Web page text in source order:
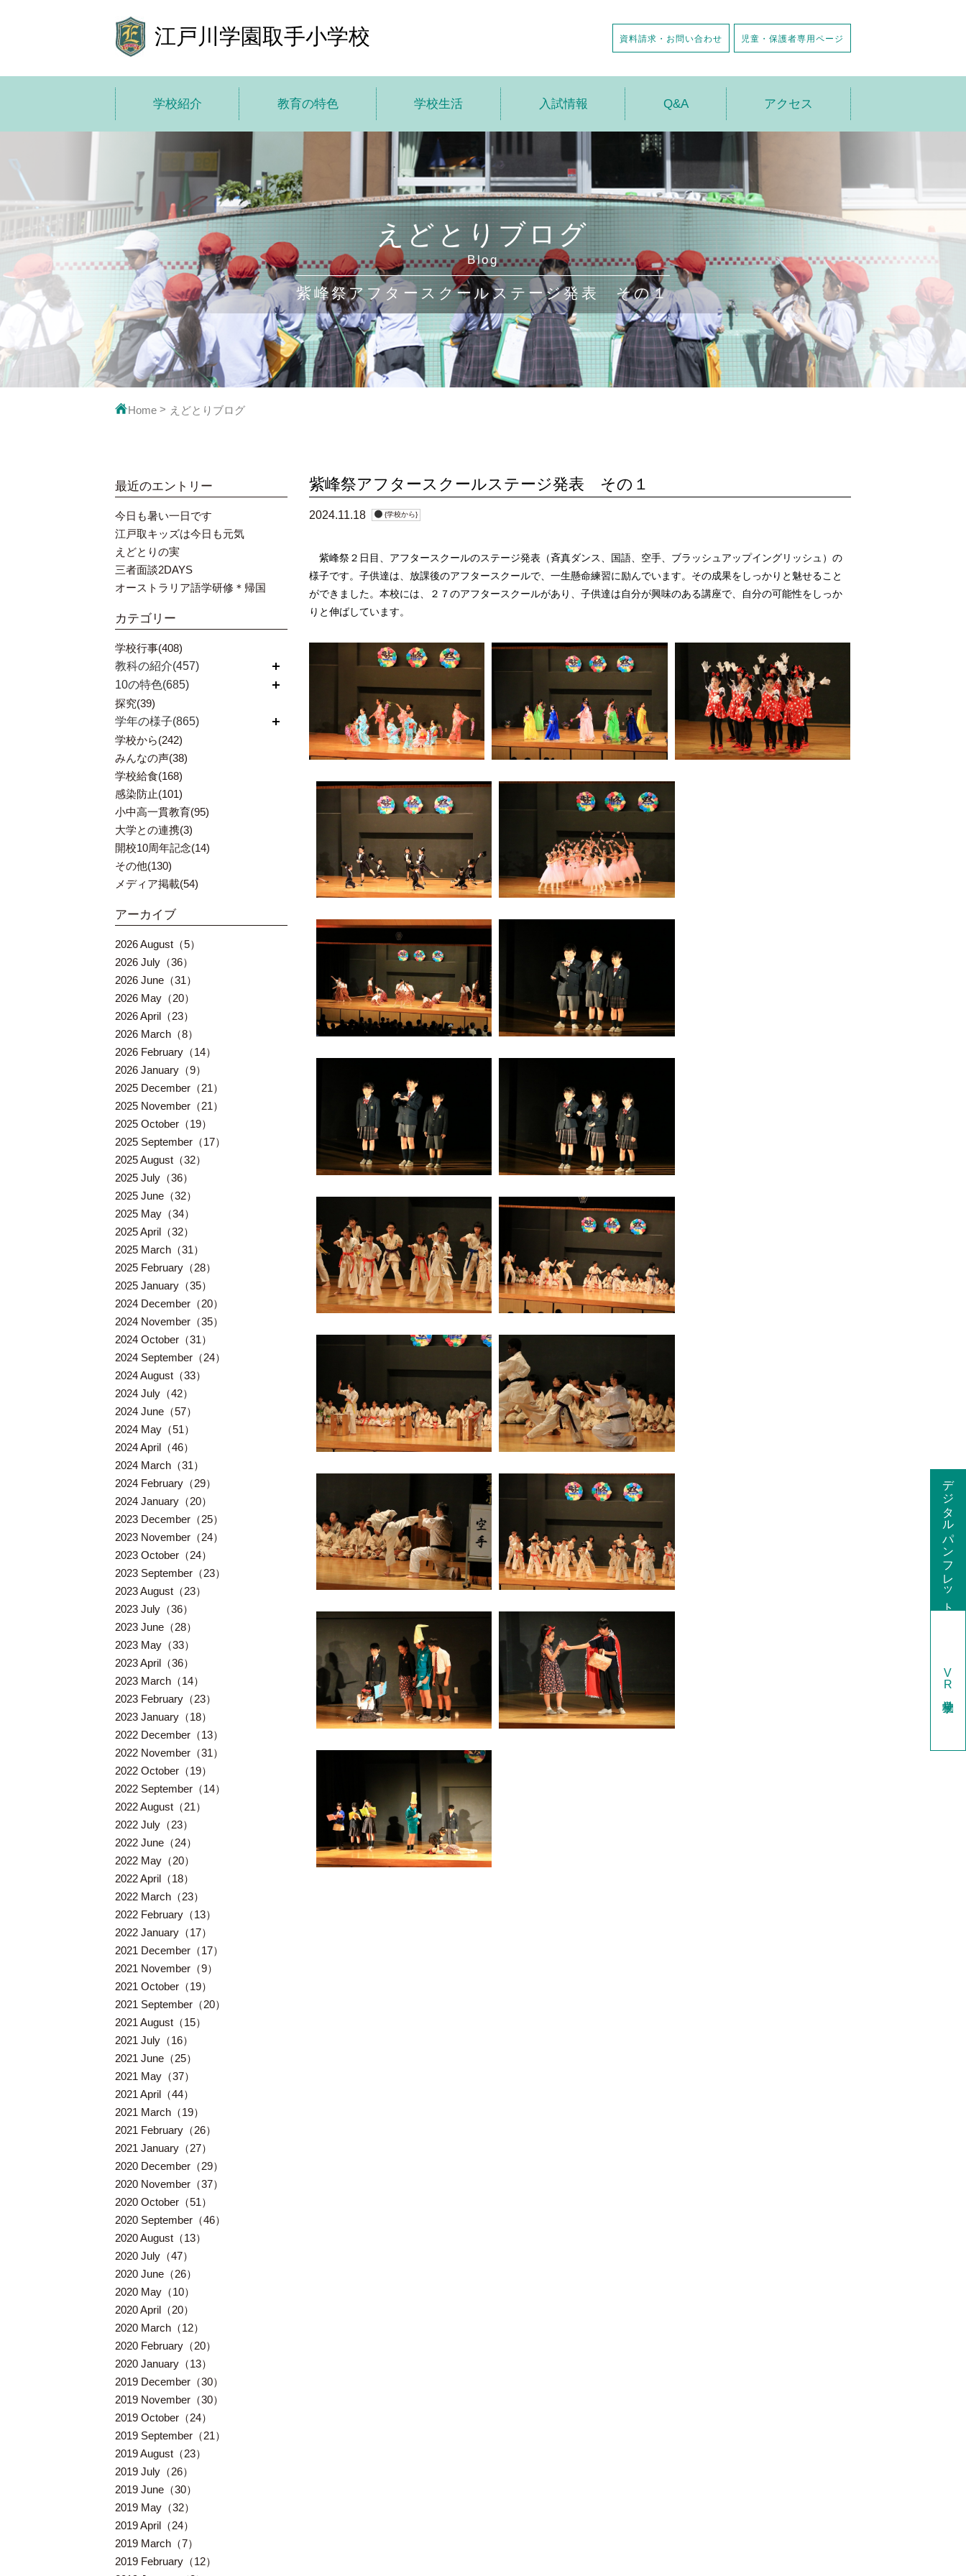
江戸川学園取手小学校 資料請求・お問い合わせ 児童・保護者専用ページ
学校紹介
学校紹介トップ
学校長あいさつ
基本情報
施設紹介
学費
教育の特色
教育方針
10 の特色
ICT で学びの一歩先へ
小中高一貫教育
子どもたちの声
映像で見るえどとり小
教科の紹介
学校生活
学校生活トップ
えどとり小の1日
アフタースクール
制服・制定品
学校給食
安全対策
成果・表彰
入試情報
説明会の日程
入試日程・募集要項
転・編入情報
学校案内申し込み
デジタルパンフレット
Q&A アクセス
えどとりブログ
Blog
紫峰祭アフタースクールステージ発表 その１
デジタルパンフレット
V
R
Home えどとりブログ
紫峰祭アフタースクールステージ発表 その１
2024.11.18 {学校から}
紫峰祭２日目、アフタースクールのステージ発表（斉真ダンス、国語、空手、ブラッシュアップイングリッシュ）の
様子です。子供達は、放課後のアフタースクールで、一生懸命練習に励んでいます。その成果をしっかりと魅せること
ができました。本校には、２７のアフタースクールがあり、子供達は自分が興味のある講座で、自分の可能性をしっか
りと伸ばしています。
最近のエントリー
今日も暑い一日です
江戸取キッズは今日も元気
えどとりの実
三者面談2DAYS
オーストラリア語学研修＊帰国
カテゴリー
学校行事(408)
教科の紹介(457)
開く
10の特色(685)
開く
探究(39)
学年の様子(865)
開く
学校から(242)
みんなの声(38)
学校給食(168)
感染防止(101)
小中高一貫教育(95)
大学との連携(3)
開校10周年記念(14)
その他(130)
メディア掲載(54)
アーカイブ
2026 August（5）
2026 July（36）
2026 June（31）
2026 May（20）
2026 April（23）
2026 March（8）
2026 February（14）
2026 January（9）
2025 December（21）
2025 November（21）
2025 October（19）
2025 September（17）
2025 August（32）
2025 July（36）
2025 June（32）
2025 May（34）
2025 April（32）
2025 March（31）
2025 February（28）
2025 January（35）
2024 December（20）
2024 November（35）
2024 October（31）
2024 September（24）
2024 August（33）
2024 July（42）
2024 June（57）
2024 May（51）
2024 April（46）
2024 March（31）
2024 February（29）
2024 January（20）
2023 December（25）
2023 November（24）
2023 October（24）
2023 September（23）
2023 August（23）
2023 July（36）
2023 June（28）
2023 May（33）
2023 April（36）
2023 March（14）
2023 February（23）
2023 January（18）
2022 December（13）
2022 November（31）
2022 October（19）
2022 September（14）
2022 August（21）
2022 July（23）
2022 June（24）
2022 May（20）
2022 April（18）
2022 March（23）
2022 February（13）
2022 January（17）
2021 December（17）
2021 November（9）
2021 October（19）
2021 September（20）
2021 August（15）
2021 July（16）
2021 June（25）
2021 May（37）
2021 April（44）
2021 March（19）
2021 February（26）
2021 January（27）
2020 December（29）
2020 November（37）
2020 October（51）
2020 September（46）
2020 August（13）
2020 July（47）
2020 June（26）
2020 May（10）
2020 April（20）
2020 March（12）
2020 February（20）
2020 January（13）
2019 December（30）
2019 November（30）
2019 October（24）
2019 September（21）
2019 August（23）
2019 July（26）
2019 June（30）
2019 May（32）
2019 April（24）
2019 March（7）
2019 February（12）